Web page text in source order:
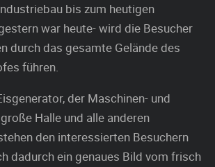
bis zum heutigen
war heute- wird die Besucher
durch das gesamte Gelände des
führen.
der Maschinen- und
Halle und alle anderen
den interessierten Besuchern
dadurch ein genaues Bild vom frisch